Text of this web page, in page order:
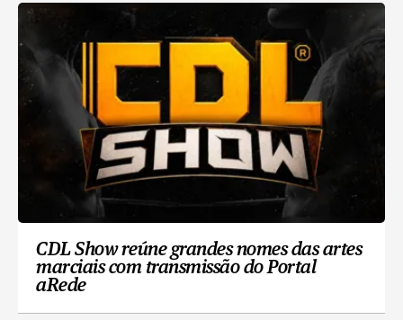
CDL Show reúne grandes nomes das artes
marciais com transmissão do Portal
aRede